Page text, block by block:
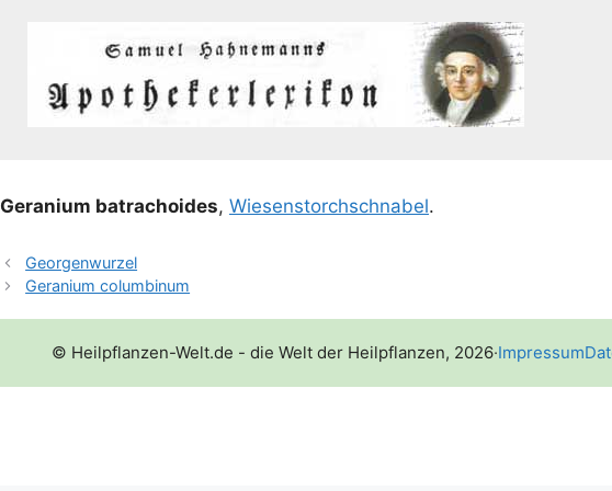
Gera­ni­um batrachoides, Wie­sen­storch­schna­bel.
Georgenwurzel
Geranium columbinum
© Heilpflanzen-Welt.de - die Welt der Heilpflanzen, 2026·Impressum